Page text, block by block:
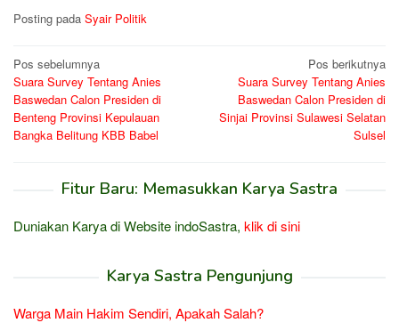
Posting pada Syair Politik
Navigasi
pos
Pos sebelumnya
Suara Survey Tentang Anies
Baswedan Calon Presiden di
Benteng Provinsi Kepulauan
Bangka Belitung KBB Babel
Pos berikutnya
Suara Survey Tentang Anies
Baswedan Calon Presiden di
Sinjai Provinsi Sulawesi Selatan
Sulsel
Fitur Baru: Memasukkan Karya Sastra
Duniakan Karya di Website indoSastra, klik di sini
Karya Sastra Pengunjung
Warga Main Hakim Sendiri, Apakah Salah?